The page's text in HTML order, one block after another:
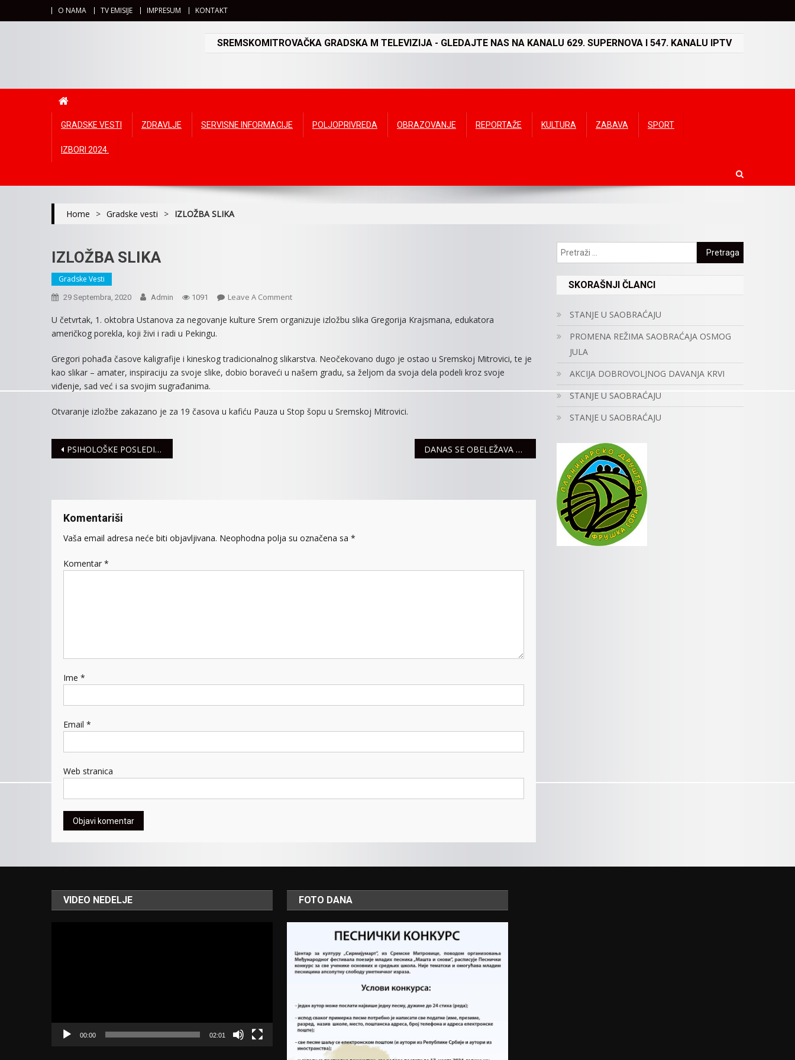
O NAMA TV EMISIJE IMPRESUM KONTAKT
SREMSKOMITROVAČKA GRADSKA M TELEVIZIJA - GLEDAJTE NAS NA KANALU 629. SUPERNOVA I 547. KANALU IPTV
GRADSKE VESTI ZDRAVLJE SERVISNE INFORMACIJE POLJOPRIVREDA OBRAZOVANJE REPORTAŽE KULTURA ZABAVA SPORT
IZBORI 2024.
Home > Gradske vesti > IZLOŽBA SLIKA
IZLOŽBA SLIKA
Gradske Vesti
29 Septembra, 2020 Admin 1091 Leave A CommentOn
SLIKA
U četvrtak, 1. oktobra Ustanova za negovanje kulture Srem organizuje izložbu slika Gregorija Krajsmana, edukatora
američkog porekla, koji živi i radi u Pekingu.
Gregori pohađa časove kaligrafije i kineskog tradicionalnog slikarstva. Neočekovano dugo je ostao u Sremskoj Mitrovici, te je
kao slikar – amater, inspiraciju za svoje slike, dobio boraveći u našem gradu, sa željom da svoja dela podeli kroz svoje
viđenje, sad već i sa svojim sugrađanima.
Otvaranje izložbe zakazano je za 19 časova u kafiću Pauza u Stop šopu u Sremskoj Mitrovici.
Navigacija
PSIHOLOŠKE POSLEDICE PANDEMIJE VIRUSA KORONA: Savršena oluja za anksioznost, izolaciju i depresiju DANAS SE OBELEŽAVA SVETSKI DAN SRCA
Komentariši
Vaša email adresa neće biti objavljivana. Neophodna polja su označena sa *
Komentar *
Ime *
Email *
Web stranica
Pretraga:
SKORAŠNJI ČLANCI
STANJE U SAOBRAĆAJU
PROMENA REŽIMA SAOBRAĆAJA OSMOG
JULA
AKCIJA DOBROVOLJNOG DAVANJA KRVI
STANJE U SAOBRAĆAJU
STANJE U SAOBRAĆAJU
VIDEO NEDELJE
00:00 02:01
FOTO DANA